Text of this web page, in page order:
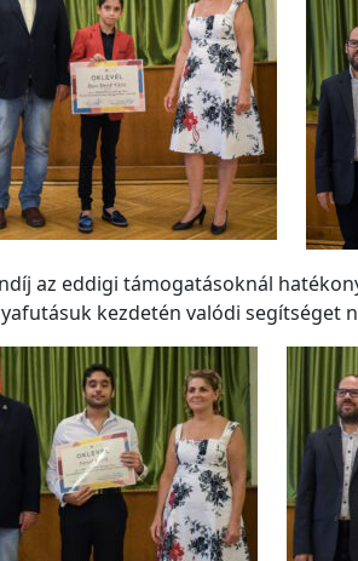
az eddigi támogatásoknál
kezdetén valódi segítséget